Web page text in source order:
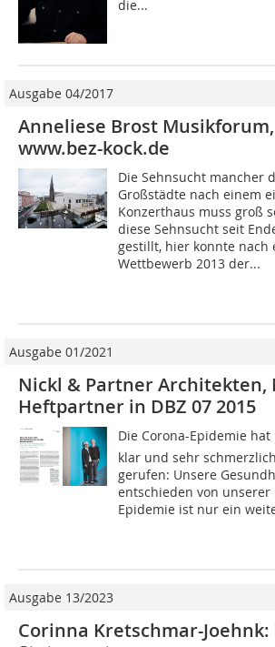
die...
Ausgabe 04/2017
Anneliese Brost
www.bez-kock.de
Die Sehnsucht mancher
Großstädte nach einem
Konzerthaus muss groß
diese Sehnsucht seit
gestillt, hier konnte nach
Wettbewerb 2013 der...
Ausgabe 01/2021
Nickl & Partner Architekten,
Heftpartner in DBZ 07 2015
Die Corona-Epidemie
klar und sehr
gerufen: Unsere
entschieden von unserer
Epidemie ist nur ein
Ausgabe 13/2023
Corinna Kretschmar-Joehnk: